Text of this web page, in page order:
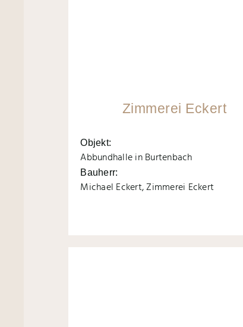
Zimmerei Eckert
Objekt:
Abbundhalle in Burtenbach
Bauherr:
Michael Eckert, Zimmerei Eckert